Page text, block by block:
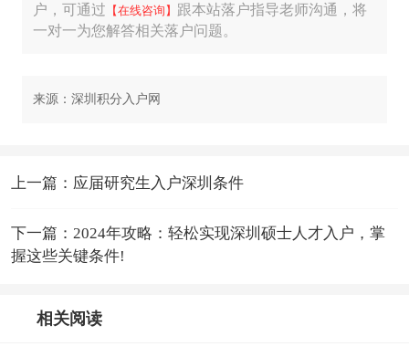
户，可通过 【在线咨询】 跟本站落户指导老师沟通，将
一对一为您解答相关落户问题。
来源：深圳积分入户网
上一篇：应届研究生入户深圳条件
下一篇：2024年攻略：轻松实现深圳硕士人才入户，掌
握这些关键条件!
相关阅读